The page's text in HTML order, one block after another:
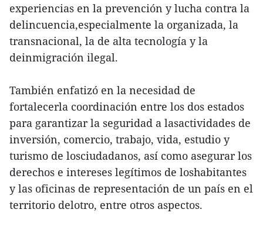
experiencias en la prevención y lucha contra la
delincuencia,especialmente la organizada, la
transnacional, la de alta tecnología y la
deinmigración ilegal.
También enfatizó en la necesidad de
fortalecerla coordinación entre los dos estados
para garantizar la seguridad a lasactividades de
inversión, comercio, trabajo, vida, estudio y
turismo de losciudadanos, así como asegurar los
derechos e intereses legítimos de loshabitantes
y las oficinas de representación de un país en el
territorio delotro, entre otros aspectos.